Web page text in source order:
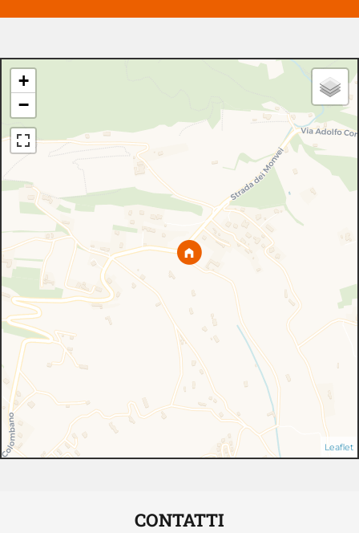
+
−
Leaflet
CONTATTI